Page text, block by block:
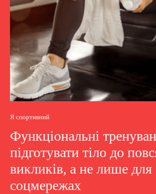
Я спортивний
Функціональні
підготувати тіло до
викликів, а не лише
соцмережах